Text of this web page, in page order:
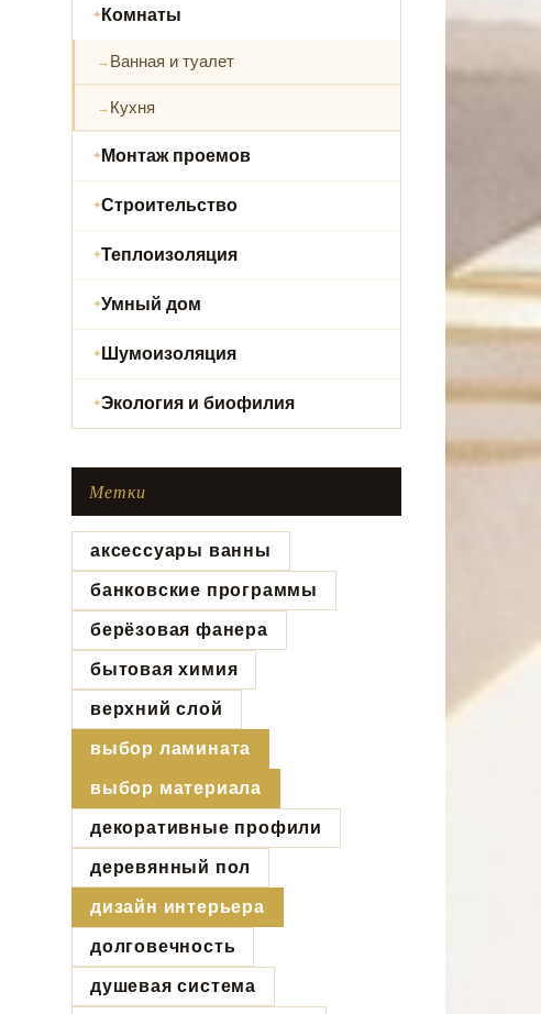
Комнаты
Ванная и туалет
Кухня
Монтаж проемов
Строительство
Теплоизоляция
Умный дом
Шумоизоляция
Экология и биофилия
Метки
аксессуары ванны
банковские программы
берёзовая фанера
бытовая химия
верхний слой
выбор ламината
выбор материала
декоративные профили
деревянный пол
дизайн интерьера
долговечность
душевая система